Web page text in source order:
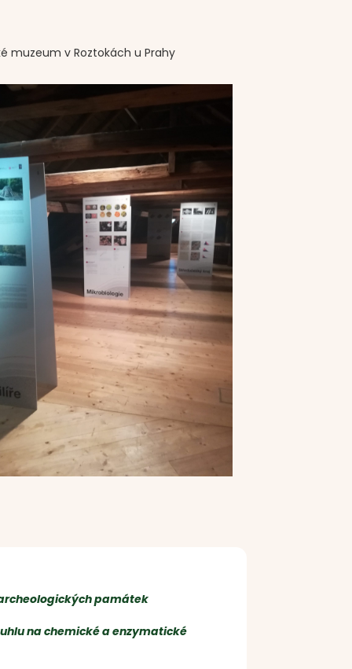
muzeum v Roztokách u Prahy
památek
na chemické a enzymatické